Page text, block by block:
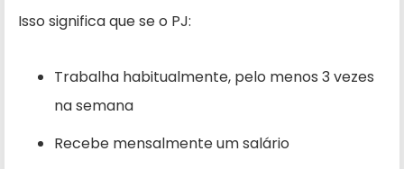
Isso significa que se o PJ:
Trabalha habitualmente, pelo menos 3 vezes
na semana
Recebe mensalmente um salário